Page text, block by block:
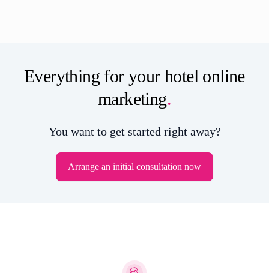
Everything for your hotel online
marketing.
You want to get started right away?
Arrange an initial consultation now